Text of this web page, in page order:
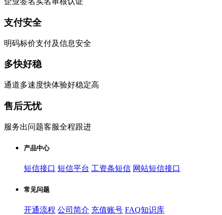
支付安全
明码标价支付及信息安全
多快好稳
通道多速度快体验好稳定高
售后无忧
服务出问题客服全程跟进
产品中心
短信接口 短信平台 工资条短信 网站短信接口
常见问题
开通流程 公司简介 充值账号 FAQ知识库